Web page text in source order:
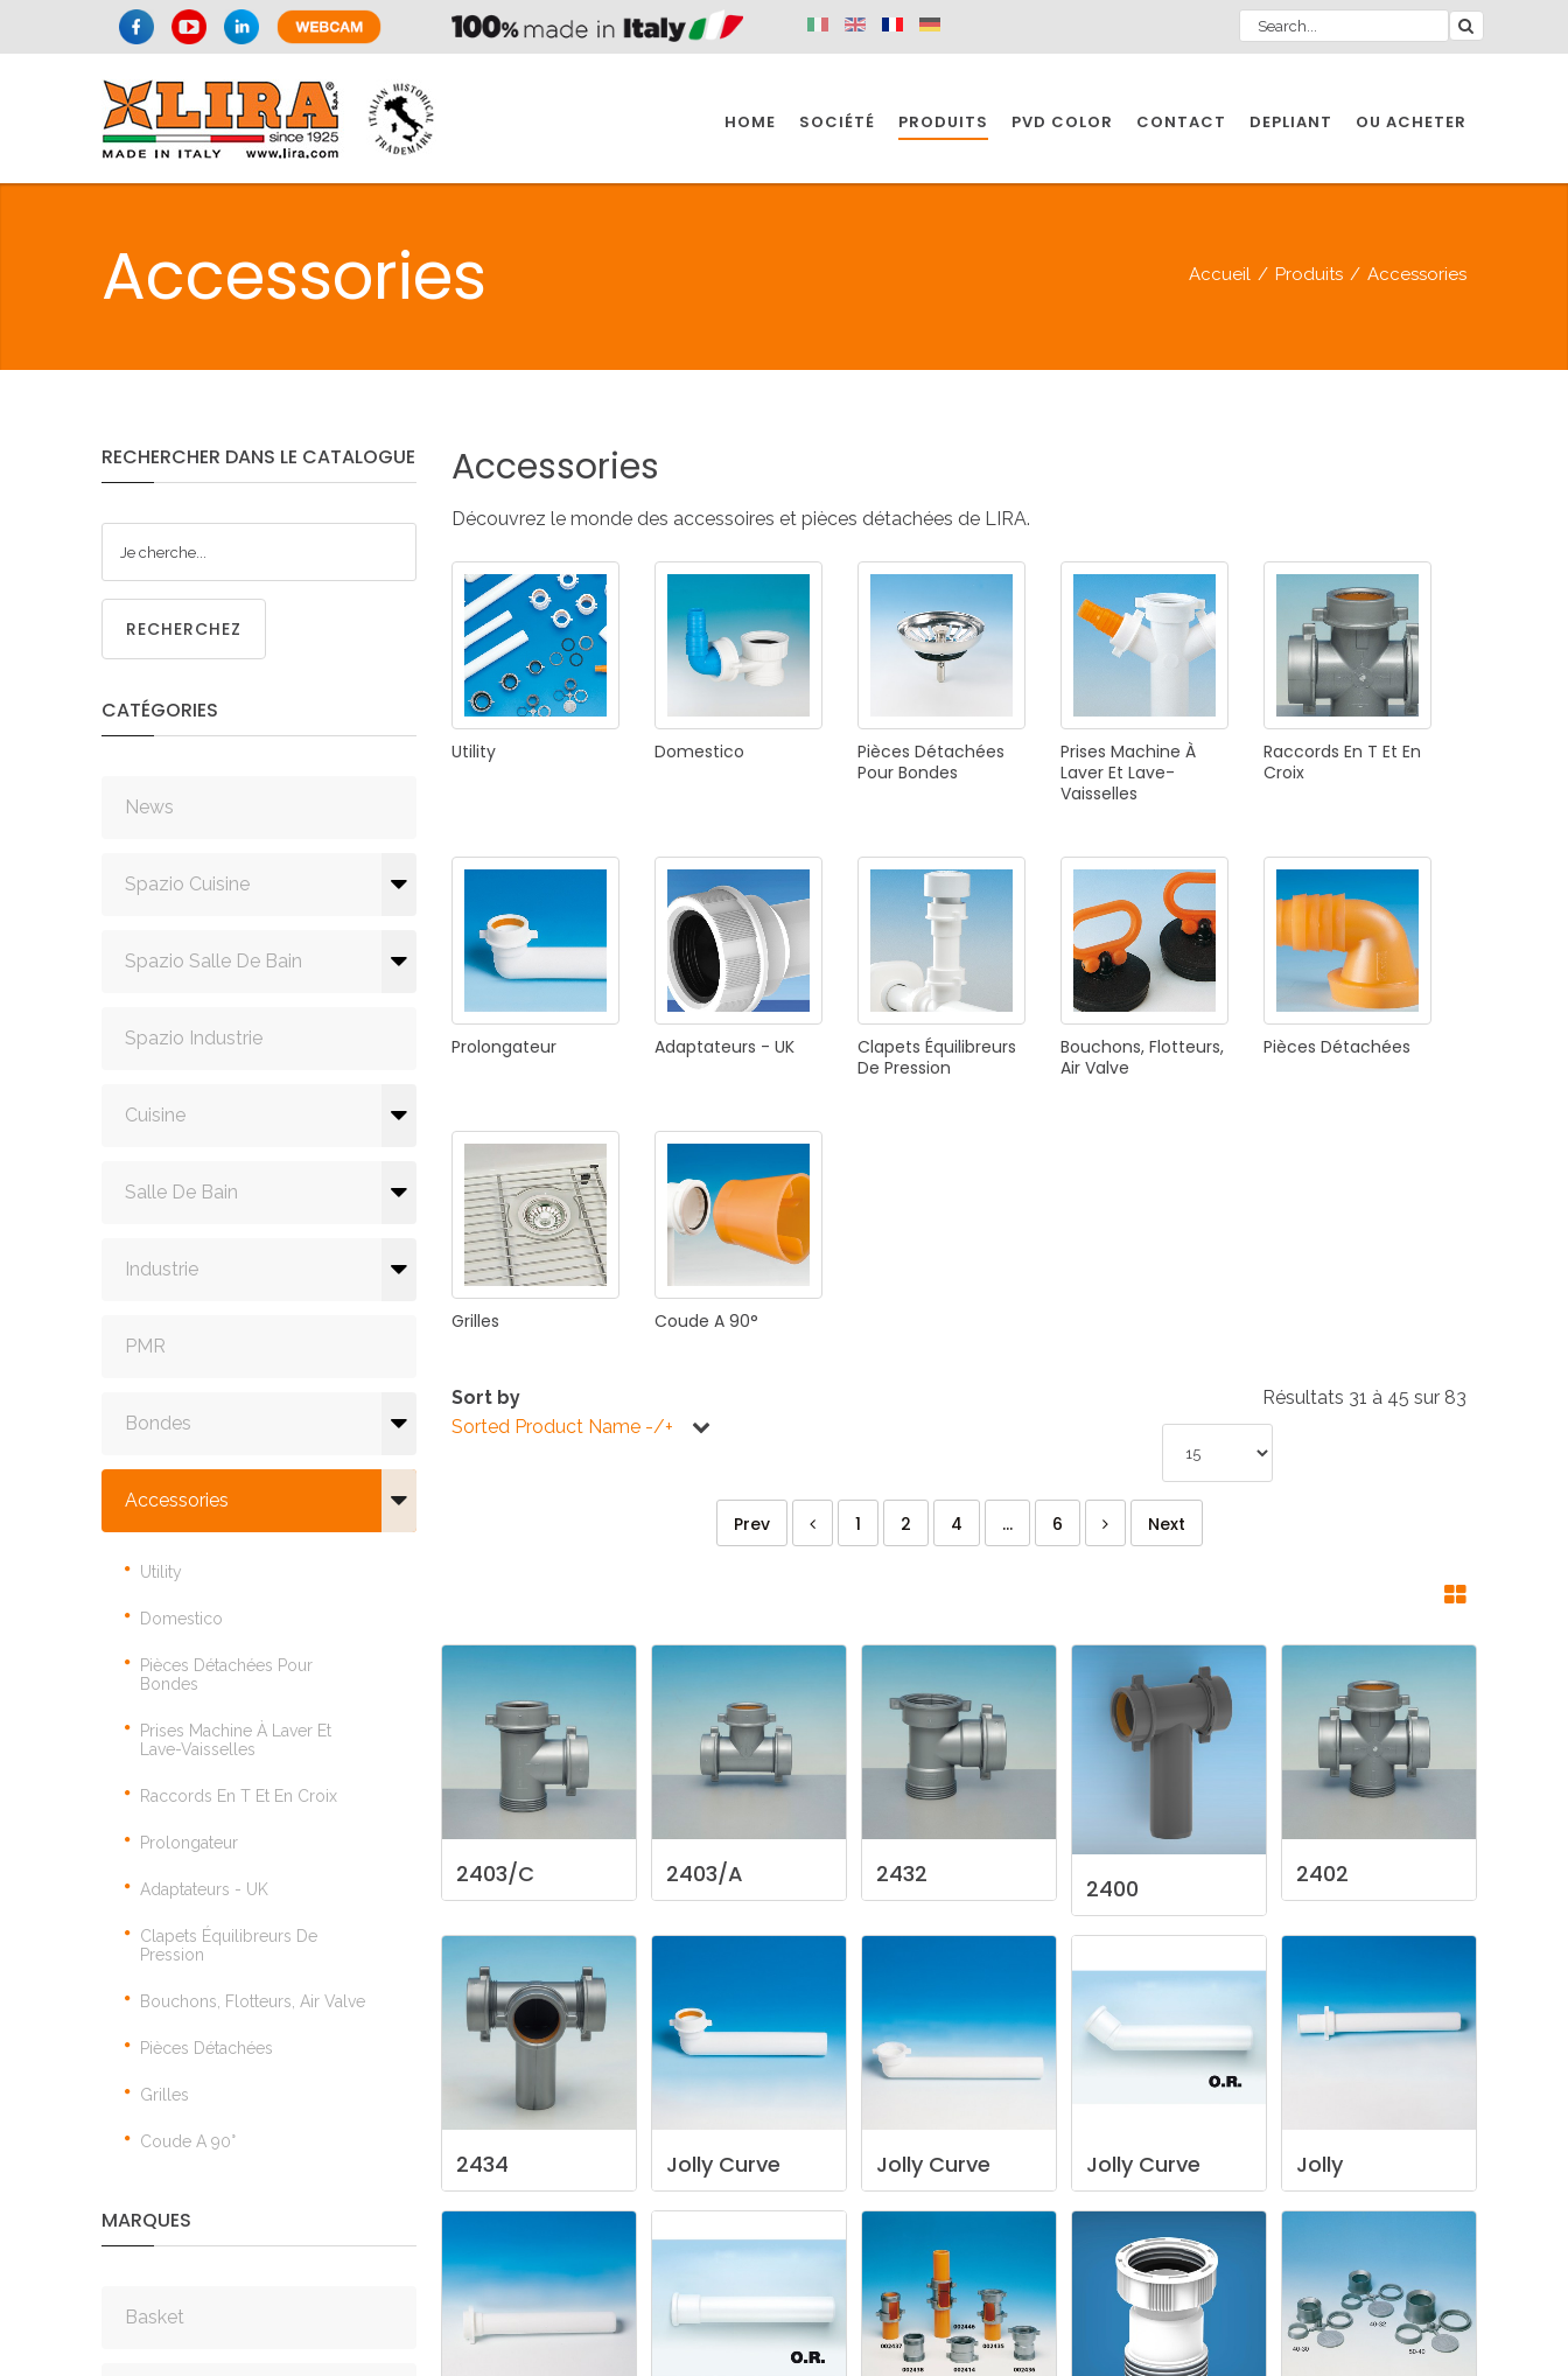
HOME SOCIÉTÉ PRODUITS
SPAZIO CUISINE SPAZIO BAIN SPAZIO INDUSTRIE
PMR BONDES ACCESSORIES
NEWS 2025
PVD COLOR CONTACT DEPLIANT
OU ACHETER
NEWS 2025
Accessories Accueil / Produits / Accessories
RECHERCHER DANS LE CATALOGUE
RECHERCHEZ
CATÉGORIES
News
Spazio Cuisine
Spazio Salle De Bain
Spazio Industrie
Cuisine
Salle De Bain
Industrie
PMR
Bondes
Accessories
Utility
Domestico
Pièces Détachées Pour
Bondes
Prises Machine À Laver Et
Lave-Vaisselles
Raccords En T Et En Croix
Prolongateur
Adaptateurs - UK
Clapets Équilibreurs De
Pression
Bouchons, Flotteurs, Air Valve
Pièces Détachées
Grilles
Coude A 90°
MARQUES
Basket
Accessories
Découvrez le monde des accessoires et pièces détachées de LIRA.
Utility Domestico Pièces Détachées
Pour Bondes
Prises Machine À
Laver Et Lave-
Vaisselles
Raccords En T Et En
Croix
Prolongateur Adaptateurs - UK Clapets Équilibreurs
De Pression
Bouchons, Flotteurs,
Air Valve
Pièces Détachées
Grilles Coude A 90°
Sort by
Sorted Product Name -/+
Résultats 31 à 45 sur 83
Prev 1 2 4 ... 6 Next
2403/C 2403/A 2432
2400
2402
2434 Jolly Curve Jolly Curve Jolly Curve Jolly